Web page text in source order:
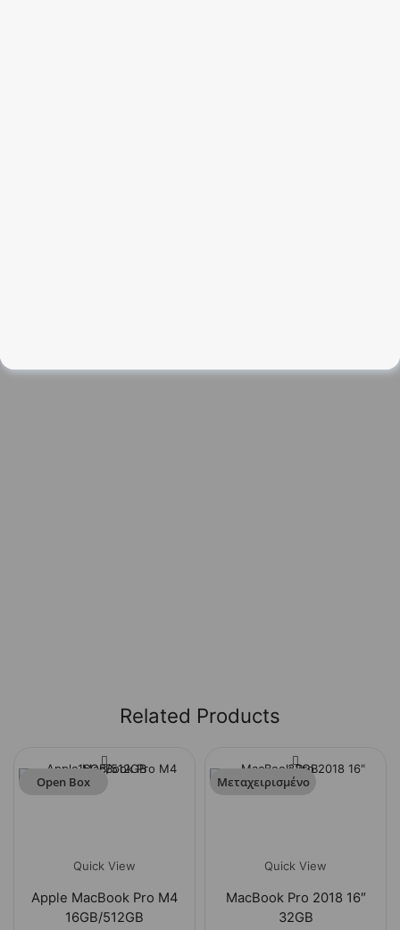
Related Products
Open Box
Quick View
Apple MacBook Pro M4
16GB/512GB
Μεταχειρισμένο
Quick View
MacBook Pro 2018 16″
32GB